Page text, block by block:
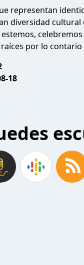
representan
diversidad
por lo contario
18